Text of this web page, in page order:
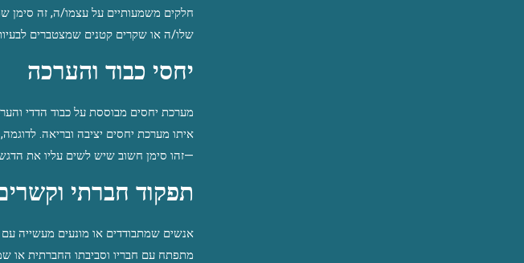
חלקים משמעותיים על עצמו/ה, זה סימן
שלו/ה או שקרים קטנים שמצטברים
יחסי כבוד והערכה
מערכת יחסים מבוססת על כבוד הדדי
איתו מערכת יחסים יציבה ובריאה.
—זהו סימן חשוב שיש לשים עליו את
תפקוד חברתי
אנשים שמתבודדים או מונעים מעשייה
מתפתח עם חבריו וסביבתו החברתית או